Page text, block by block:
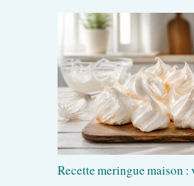
Recette meringue maison :